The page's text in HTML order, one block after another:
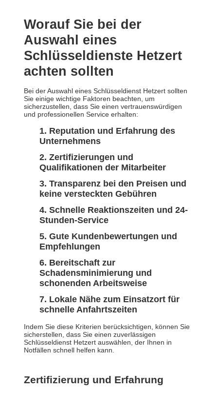
Worauf Sie bei der
Auswahl eines
Schlüsseldienste Hetzert
achten sollten
Bei der Auswahl eines Schlüsseldienst Hetzert sollten
Sie einige wichtige Faktoren beachten, um
sicherzustellen, dass Sie einen vertrauenswürdigen
und professionellen Service erhalten:
Reputation und Erfahrung des
Unternehmens
Zertifizierungen und
Qualifikationen der Mitarbeiter
Transparenz bei den Preisen und
keine versteckten Gebühren
Schnelle Reaktionszeiten und 24-
Stunden-Service
Gute Kundenbewertungen und
Empfehlungen
Bereitschaft zur
Schadensminimierung und
schonenden Arbeitsweise
Lokale Nähe zum Einsatzort für
schnelle Anfahrtszeiten
Indem Sie diese Kriterien berücksichtigen, können Sie
sicherstellen, dass Sie einen zuverlässigen
Schlüsseldienst Hetzert auswählen, der Ihnen in
Notfällen schnell helfen kann.
Zertifizierung und Erfahrung